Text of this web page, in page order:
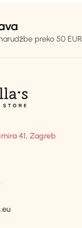
preko 50 EUR
41, Zagreb